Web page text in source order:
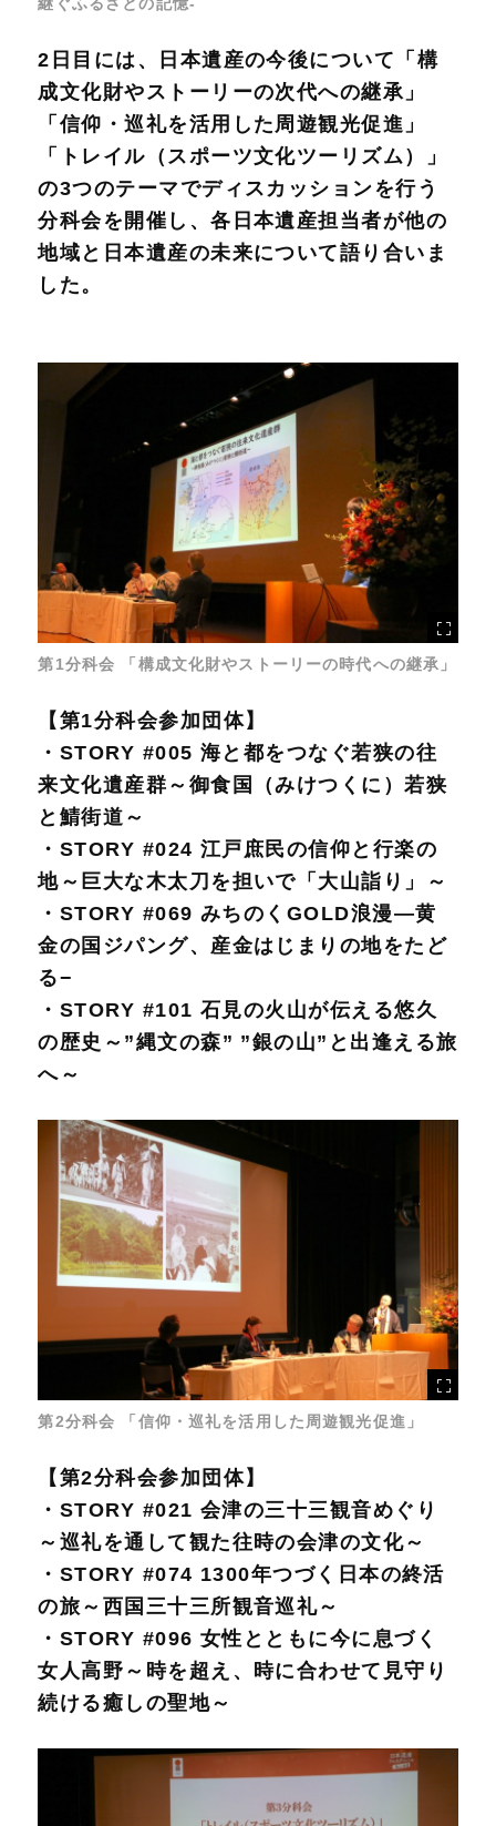
2日目には、日本遺産の今後について「構
成文化財やストーリーの次代への継承」
「信仰・巡礼を活用した周遊観光促進」
「トレイル（スポーツ文化ツーリズム）」
の3つのテーマでディスカッションを行う
分科会を開催し、各日本遺産担当者が他の
地域と日本遺産の未来について語り合いま
した。
第1分科会 「構成文化財やストーリーの時代への継承」
【第1分科会参加団体】
・STORY #005 海と都をつなぐ若狭の往
来文化遺産群～御食国（みけつくに）若狭
と鯖街道～
・STORY #024 江戸庶民の信仰と行楽の
地～巨大な木太刀を担いで「大山詣り」～
・STORY #069 みちのくGOLD浪漫—黄
金の国ジパング、産金はじまりの地をたど
る−
・STORY #101 石見の火山が伝える悠久
の歴史～”縄文の森” ”銀の山”と出逢える旅
へ～
第2分科会 「信仰・巡礼を活用した周遊観光促進」
【第2分科会参加団体】
・STORY #021 会津の三十三観音めぐり
～巡礼を通して観た往時の会津の文化～
・STORY #074 1300年つづく日本の終活
の旅～西国三十三所観音巡礼～
・STORY #096 女性とともに今に息づく
女人高野～時を超え、時に合わせて見守り
続ける癒しの聖地～